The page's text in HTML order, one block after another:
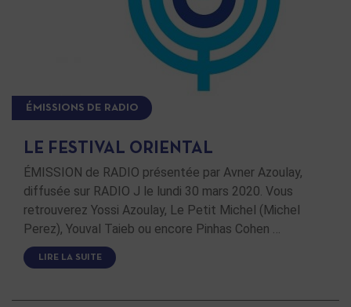
ÉMISSIONS DE RADIO
LE FESTIVAL ORIENTAL
ÉMISSION de RADIO présentée par Avner Azoulay,
diffusée sur RADIO J le lundi 30 mars 2020. Vous
retrouverez Yossi Azoulay, Le Petit Michel (Michel
Perez), Youval Taieb ou encore Pinhas Cohen …
LIRE LA SUITE